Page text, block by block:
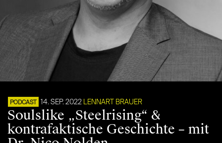
PODCAST 14. SEP. 2022 LENNART BRAUER
Soulslike „Steelrising“ &
kontrafaktische Geschichte – mit